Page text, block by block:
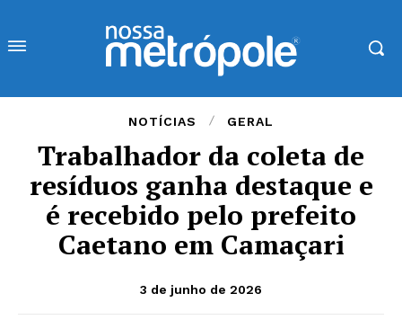
NOTÍCIAS GERAL
Trabalhador da coleta de
resíduos ganha destaque e
é recebido pelo prefeito
Caetano em Camaçari
3 de junho de 2026